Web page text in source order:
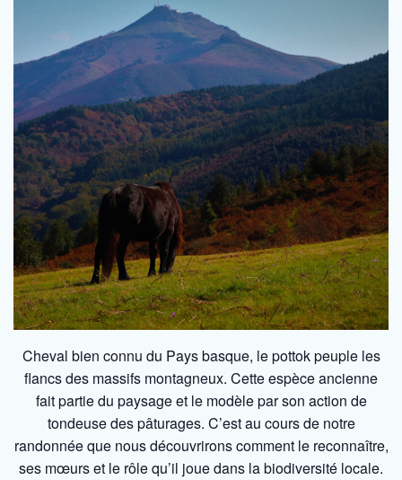
Cheval bien connu du Pays basque, le pottok peuple les
flancs des massifs montagneux. Cette espèce ancienne
fait partie du paysage et le modèle par son action de
tondeuse des pâturages. C’est au cours de notre
randonnée que nous découvrirons comment le reconnaître,
ses mœurs et le rôle qu’il joue dans la biodiversité locale.